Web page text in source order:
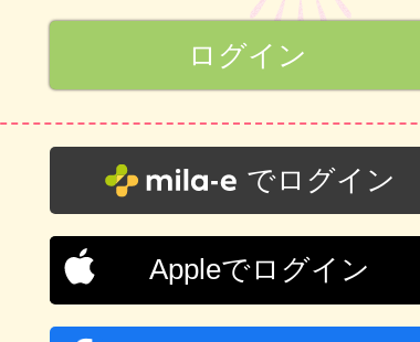
でログイン
Appleでログイン